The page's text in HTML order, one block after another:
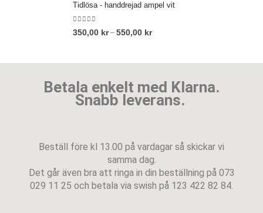
Tidlösa - handdrejad ampel vit
0 out of 5
350,00 kr– 550,00 kr
Betala enkelt med Klarna.
Snabb leverans.
Beställ före kl 13.00 på vardagar så skickar vi
samma dag.
Det går även bra att ringa in din beställning på 073
029 11 25 och betala via swish på 123 422 82 84.